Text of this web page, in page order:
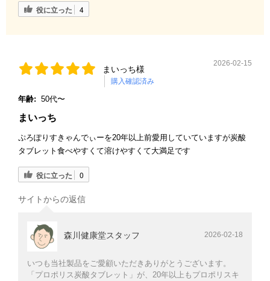
役に立った 4
まいっち様
購入確認済み
2026-02-15
年齢: 50代〜
まいっち
ぷろぽりすきゃんでぃーを20年以上前愛用していていますが炭酸
タブレット食べやすくて溶けやすくて大満足です
役に立った 0
サイトからの返信
森川健康堂スタッフ 2026-02-18
いつも当社製品をご愛顧いただきありがとうございます。
「プロポリス炭酸タブレット」が、20年以上もプロポリスキ